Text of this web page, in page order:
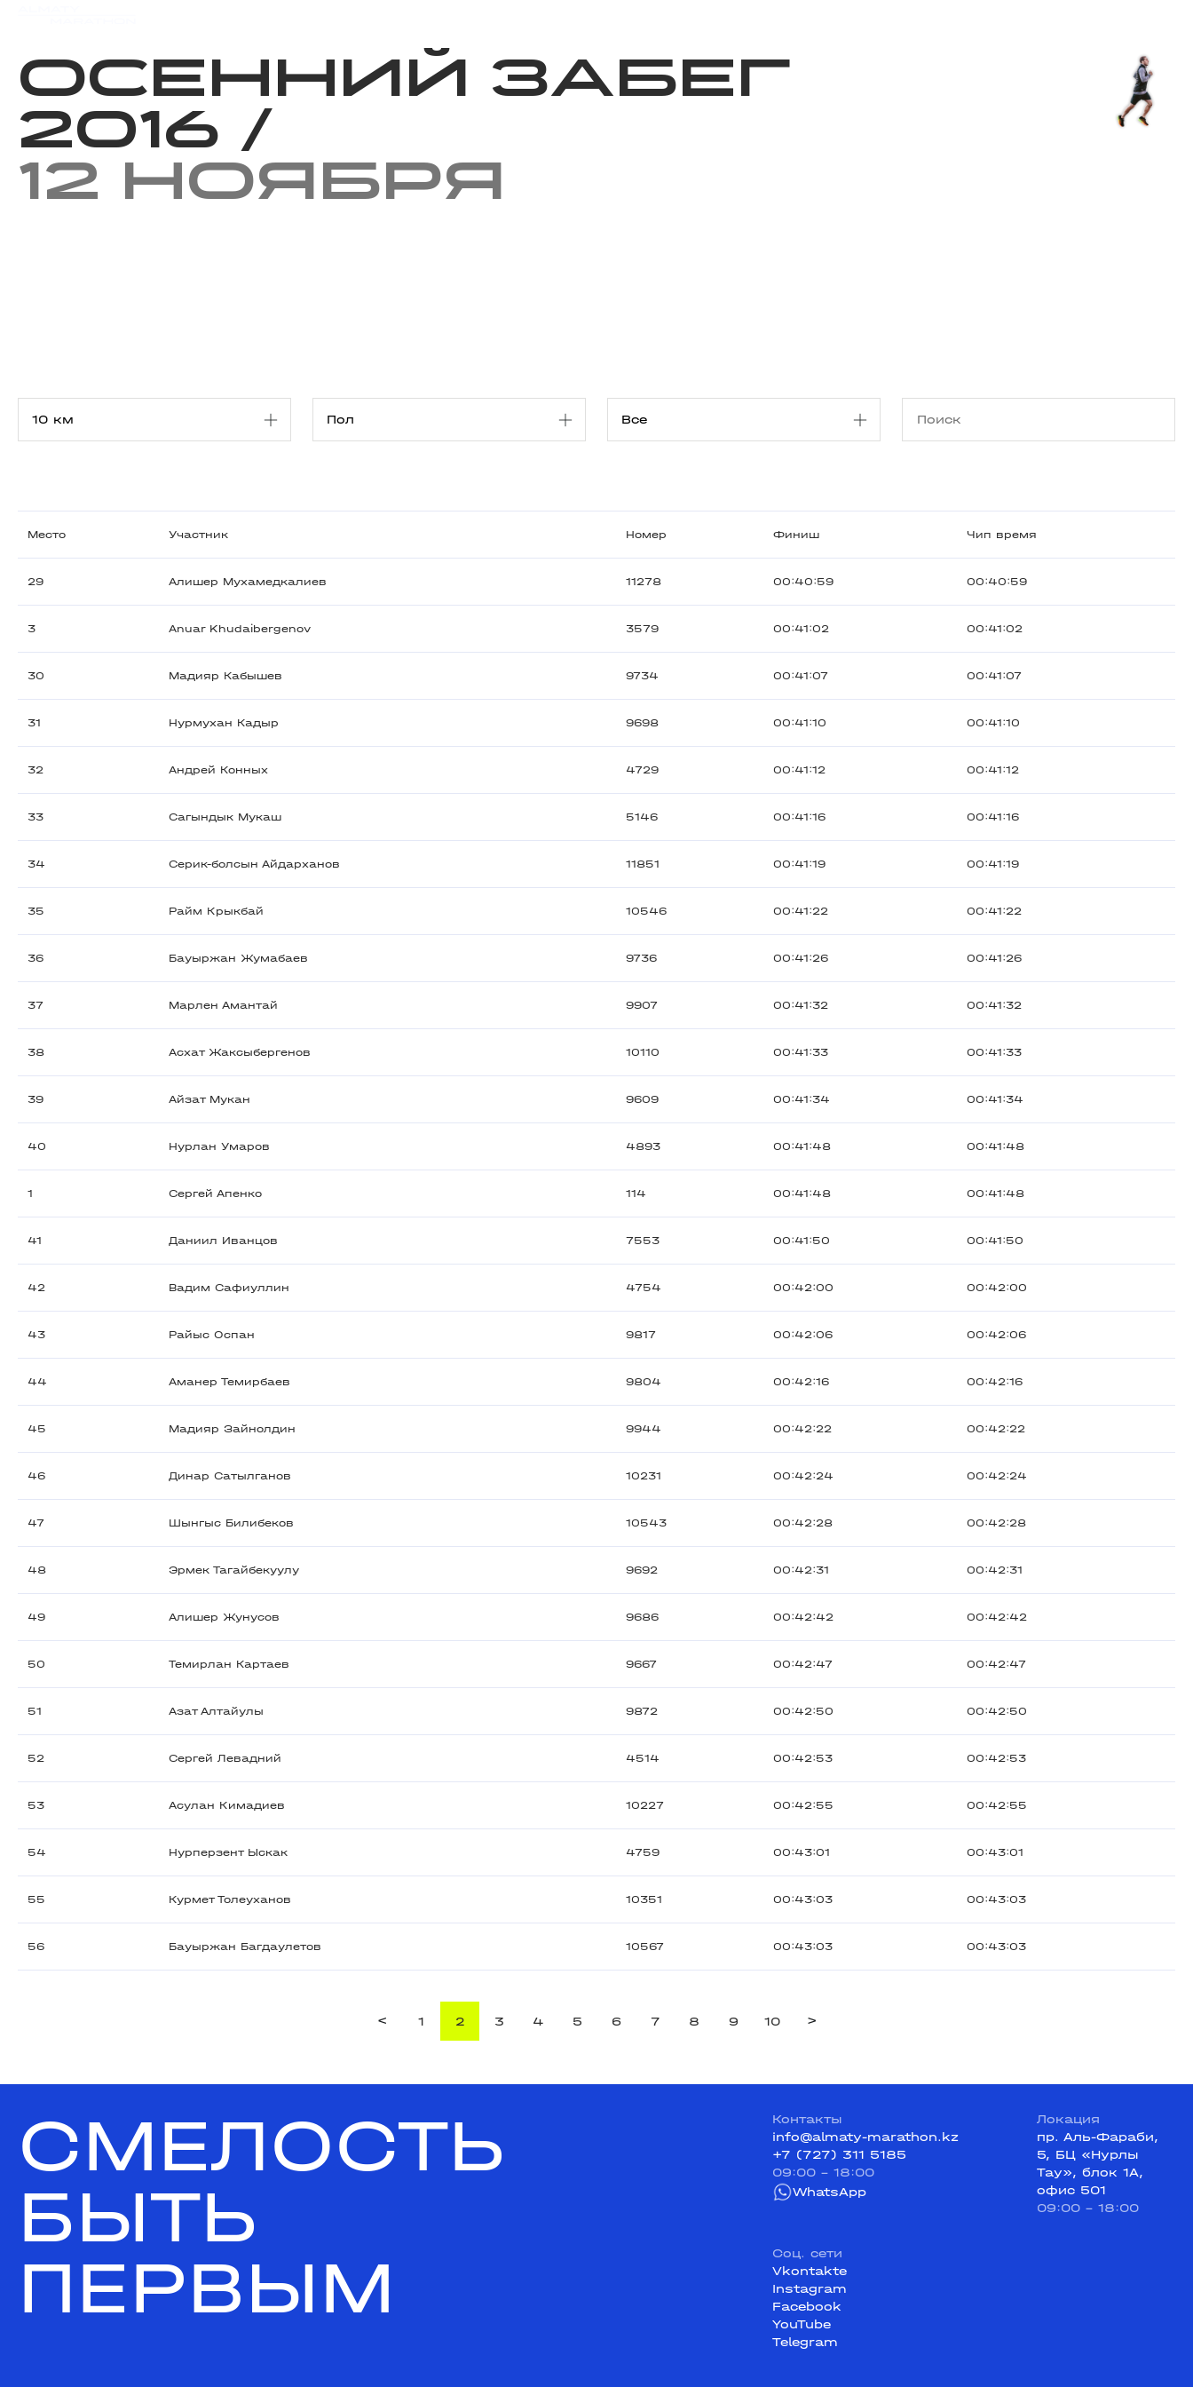
Осенний забег
2016 /
12 ноября
Место Участник Номер Финиш Чип время
29 Алишер Мухамедкалиев 11278 00:40:59 00:40:59
3 Anuar Khudaibergenov 3579 00:41:02 00:41:02
30 Мадияр Кабышев 9734 00:41:07 00:41:07
31 Нурмухан Кадыр 9698 00:41:10 00:41:10
32 Андрей Конных 4729 00:41:12 00:41:12
33 Сагындык Мукаш 5146 00:41:16 00:41:16
34 Серик-болсын Айдарханов 11851 00:41:19 00:41:19
35 Райм Крыкбай 10546 00:41:22 00:41:22
36 Бауыржан Жумабаев 9736 00:41:26 00:41:26
37 Марлен Амантай 9907 00:41:32 00:41:32
38 Асхат Жаксыбергенов 10110 00:41:33 00:41:33
39 Айзат Мукан 9609 00:41:34 00:41:34
40 Нурлан Умаров 4893 00:41:48 00:41:48
1 Сергей Апенко 114 00:41:48 00:41:48
41 Даниил Иванцов 7553 00:41:50 00:41:50
42 Вадим Сафиуллин 4754 00:42:00 00:42:00
43 Райыс Оспан 9817 00:42:06 00:42:06
44 Аманер Темирбаев 9804 00:42:16 00:42:16
45 Мадияр Зайнолдин 9944 00:42:22 00:42:22
46 Динар Сатылганов 10231 00:42:24 00:42:24
47 Шынгыс Билибеков 10543 00:42:28 00:42:28
48 Эрмек Тагайбекуулу 9692 00:42:31 00:42:31
49 Алишер Жунусов 9686 00:42:42 00:42:42
50 Темирлан Картаев 9667 00:42:47 00:42:47
51 Азат Алтайулы 9872 00:42:50 00:42:50
52 Сергей Левадний 4514 00:42:53 00:42:53
53 Асулан Кимадиев 10227 00:42:55 00:42:55
54 Нурперзент Ыскак 4759 00:43:01 00:43:01
55 Курмет Толеуханов 10351 00:43:03 00:43:03
56 Бауыржан Багдаулетов 10567 00:43:03 00:43:03
< 1 2 3 4 5 6 7 8 9 10 >
СМЕЛОСТЬ
БЫТЬ
ПЕРВЫМ
Контакты
info@almaty-marathon.kz
+7 (727) 311 5185
09:00 - 18:00
WhatsApp
Локация
пр. Аль-Фараби,
5, БЦ «Нурлы
Тау», блок 1А,
офис 501
09:00 - 18:00
Соц. сети
Vkontakte
Instagram
Facebook
YouTube
Telegram